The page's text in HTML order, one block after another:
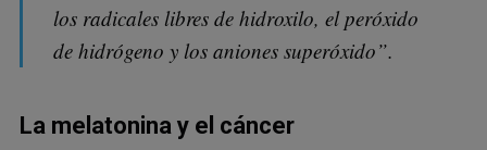
los radicales libres de hidroxilo, el peróxido
de hidrógeno y los aniones superóxido”.
La melatonina y el cáncer